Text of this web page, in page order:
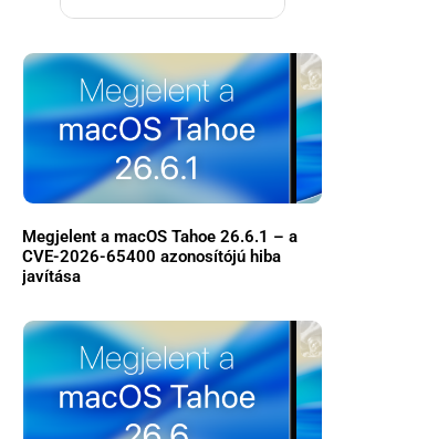
Megjelent a macOS Tahoe 26.6.1 – a
CVE-2026-65400 azonosítójú hiba
javítása